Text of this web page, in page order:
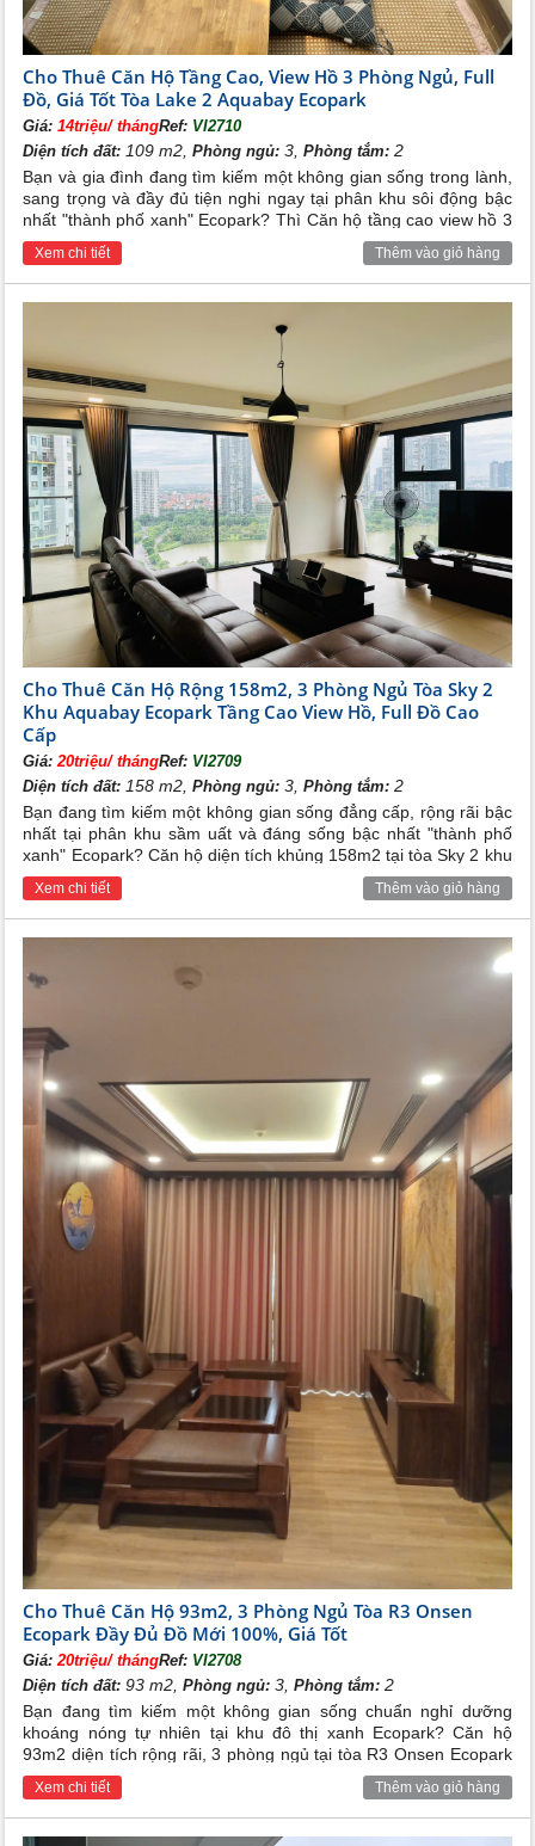
Cho Thuê Căn Hộ Tầng Cao, View Hồ 3 Phòng Ngủ, Full
Đồ, Giá Tốt Tòa Lake 2 Aquabay Ecopark
Giá:14triệu/ thángRef: VI2710
Diện tích đất: 109 m2,Phòng ngủ: 3,Phòng tắm: 2
Bạn và gia đình đang tìm kiếm một không gian sống trong lành,
sang trọng và đầy đủ tiện nghi ngay tại phân khu sôi động bậc
nhất "thành phố xanh" Ecopark? Thì Căn hộ tầng cao view hồ 3
phòng ngủ tại tòa Lake 2 Aquabay Ecopark full đồ với mức giá
cực kỳ hấp dẫn trên chính là lựa chọn tốt nhất cho bạn và gia
đình.
Xem chi tiết Thêm vào giỏ hàng
Cho Thuê Căn Hộ Rộng 158m2, 3 Phòng Ngủ Tòa Sky 2
Khu Aquabay Ecopark Tầng Cao View Hồ, Full Đồ Cao
Cấp
Giá:20triệu/ thángRef: VI2709
Diện tích đất: 158 m2,Phòng ngủ: 3,Phòng tắm: 2
Bạn đang tìm kiếm một không gian sống đẳng cấp, rộng rãi bậc
nhất tại phân khu sầm uất và đáng sống bậc nhất "thành phố
xanh" Ecopark? Căn hộ diện tích khủng 158m2 tại tòa Sky 2 khu
Aquabay Ecopark sở hữu vị trí tầng cao view hồ thoáng đạt, full
nội thất sang trọng chính là lựa chọn hoàn hảo cho gia đình đa
thế hệ hoặc các chuyên gia nước ngoài.
Xem chi tiết Thêm vào giỏ hàng
Cho Thuê Căn Hộ 93m2, 3 Phòng Ngủ Tòa R3 Onsen
Ecopark Đầy Đủ Đồ Mới 100%, Giá Tốt
Giá:20triệu/ thángRef: VI2708
Diện tích đất: 93 m2,Phòng ngủ: 3,Phòng tắm: 2
Bạn đang tìm kiếm một không gian sống chuẩn nghỉ dưỡng
khoáng nóng tự nhiên tại khu đô thị xanh Ecopark? Căn hộ
93m2 diện tích rộng rãi, 3 phòng ngủ tại tòa R3 Onsen Ecopark
với đầy đủ nội thất cao cấp đang cần cho thuê gấp với mức giá
ưu đãi nhất thị trường.
Xem chi tiết Thêm vào giỏ hàng